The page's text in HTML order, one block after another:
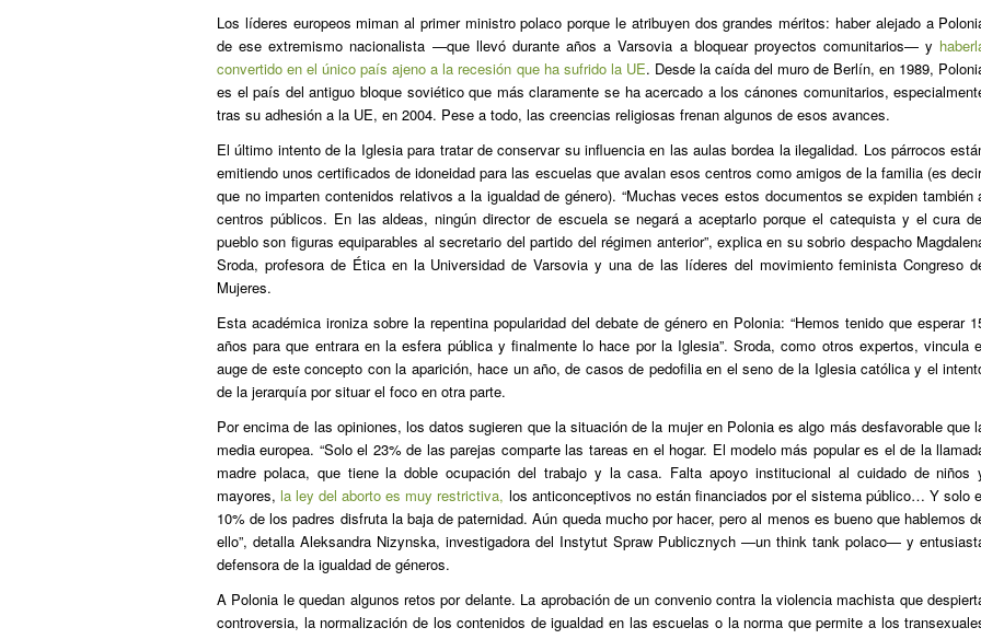
Los líderes europeos miman al primer ministro polaco porque le atribuyen dos grandes méritos: haber alejado a
de ese extremismo nacionalista —que llevó durante años a Varsovia a bloquear proyectos comunitarios— y
convertido en el único país ajeno a la recesión que ha sufrido la UE. Desde la caída del muro de Berlín, en 1989,
es el país del antiguo bloque soviético que más claramente se ha acercado a los cánones comunitarios,
tras su adhesión a la UE, en 2004. Pese a todo, las creencias religiosas frenan algunos de esos avances.
El último intento de la Iglesia para tratar de conservar su influencia en las aulas bordea la ilegalidad. Los párrocos
emitiendo unos certificados de idoneidad para las escuelas que avalan esos centros como amigos de la familia (es
que no imparten contenidos relativos a la igualdad de género). “Muchas veces estos documentos se expiden también
centros públicos. En las aldeas, ningún director de escuela se negará a aceptarlo porque el catequista y el cura
pueblo son figuras equiparables al secretario del partido del régimen anterior”, explica en su sobrio despacho
Sroda, profesora de Ética en la Universidad de Varsovia y una de las líderes del movimiento feminista Congreso
Mujeres.
Esta académica ironiza sobre la repentina popularidad del debate de género en Polonia: “Hemos tenido que esperar
años para que entrara en la esfera pública y finalmente lo hace por la Iglesia”. Sroda, como otros expertos, vincula
auge de este concepto con la aparición, hace un año, de casos de pedofilia en el seno de la Iglesia católica y el
de la jerarquía por situar el foco en otra parte.
Por encima de las opiniones, los datos sugieren que la situación de la mujer en Polonia es algo más desfavorable que
media europea. “Solo el 23% de las parejas comparte las tareas en el hogar. El modelo más popular es el de la
madre polaca, que tiene la doble ocupación del trabajo y la casa. Falta apoyo institucional al cuidado de niños
mayores,la ley del aborto es muy restrictiva, los anticonceptivos no están financiados por el sistema público… Y solo
10% de los padres disfruta la baja de paternidad. Aún queda mucho por hacer, pero al menos es bueno que hablemos
ello”, detalla Aleksandra Nizynska, investigadora del Instytut Spraw Publicznych —unthink tank polaco— y
defensora de la igualdad de géneros.
A Polonia le quedan algunos retos por delante. La aprobación de un convenio contra la violencia machista que
controversia, la normalización de los contenidos de igualdad en las escuelas o la norma que permite a los